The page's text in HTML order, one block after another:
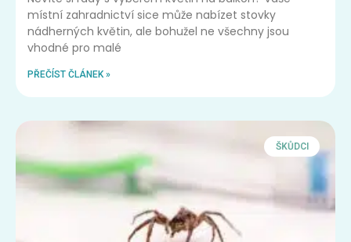
místní zahradnictví sice může nabízet stovky
nádherných květin, ale bohužel ne všechny jsou
vhodné pro malé
PŘEČÍST ČLÁNEK »
ŠKŮDCI